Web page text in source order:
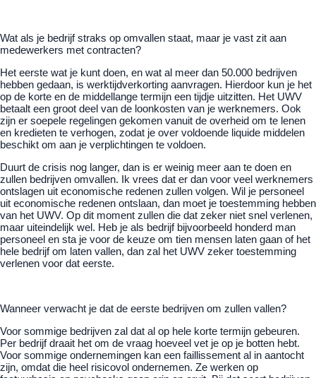
Wat als je bedrijf straks op omvallen staat, maar je vast zit aan
medewerkers met contracten?
Het eerste wat je kunt doen, en wat al meer dan 50.000 bedrijven
hebben gedaan, is werktijdverkorting aanvragen. Hierdoor kun je het
op de korte en de middellange termijn een tijdje uitzitten. Het UWV
betaalt een groot deel van de loonkosten van je werknemers. Ook
zijn er soepele regelingen gekomen vanuit de overheid om te lenen
en kredieten te verhogen, zodat je over voldoende liquide middelen
beschikt om aan je verplichtingen te voldoen.
Duurt de crisis nog langer, dan is er weinig meer aan te doen en
zullen bedrijven omvallen. Ik vrees dat er dan voor veel werknemers
ontslagen uit economische redenen zullen volgen. Wil je personeel
uit economische redenen ontslaan, dan moet je toestemming hebben
van het UWV. Op dit moment zullen die dat zeker niet snel verlenen,
maar uiteindelijk wel. Heb je als bedrijf bijvoorbeeld honderd man
personeel en sta je voor de keuze om tien mensen laten gaan of het
hele bedrijf om laten vallen, dan zal het UWV zeker toestemming
verlenen voor dat eerste.
Wanneer verwacht je dat de eerste bedrijven om zullen vallen?
Voor sommige bedrijven zal dat al op hele korte termijn gebeuren.
Per bedrijf draait het om de vraag hoeveel vet je op je botten hebt.
Voor sommige ondernemingen kan een faillissement al in aantocht
zijn, omdat die heel risicovol ondernemen. Ze werken op